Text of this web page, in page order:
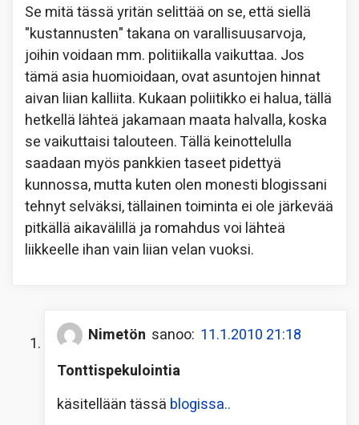
Se mitä tässä yritän selittää on se, että siellä
"kustannusten" takana on varallisuusarvoja,
joihin voidaan mm. politiikalla vaikuttaa. Jos
tämä asia huomioidaan, ovat asuntojen hinnat
aivan liian kalliita. Kukaan poliitikko ei halua, tällä
hetkellä lähteä jakamaan maata halvalla, koska
se vaikuttaisi talouteen. Tällä keinottelulla
saadaan myös pankkien taseet pidettyä
kunnossa, mutta kuten olen monesti blogissani
tehnyt selväksi, tällainen toiminta ei ole järkevää
pitkällä aikavälillä ja romahdus voi lähteä
liikkeelle ihan vain liian velan vuoksi.
Nimetön sanoo: 11.1.2010 21:18
Tonttispekulointia
käsitellään tässä blogissa..